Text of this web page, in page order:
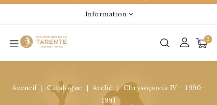
Information
0
Accueil Catalogue Archè
Chrysopoeia IV - 1990-
1991